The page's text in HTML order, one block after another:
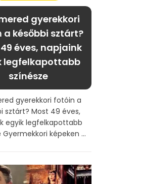
gyerekkori
a későbbi sztárt?
éves, napjaink
legfelkapottabb
színésze
gyerekkori fotóin a
sztárt? Most 49 éves,
egyik legfelkapottabb
Gyermekkori képeken ...